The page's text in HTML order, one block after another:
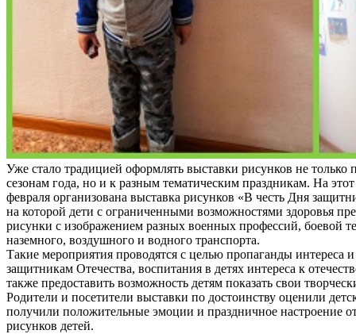
Уже стало традицией оформлять выставки рисунков не
сезонам года, но и к разным тематическим праздникам. На этот
февраля организована выставка рисунков «В честь Дня
на которой дети с ограниченными возможностями здоровья
рисунки с изображением разных военных профессий, боевой
наземного, воздушного и водного транспорта.
Такие мероприятия проводятся с целью пропаганды интереса
защитникам Отечества, воспитания в детях интереса к
также предоставить возможность детям показать свои
Родители и посетители выставки по достоинству оценили
получили положительные эмоции и праздничное настроение
рисунков детей.